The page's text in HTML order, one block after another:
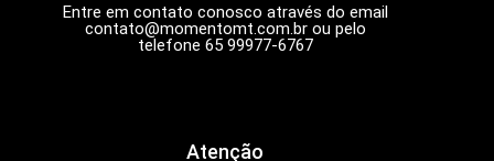
Entre em contato conosco através do email
contato@momentomt.com.brou pelo
telefone 65 99977-6767
Atenção